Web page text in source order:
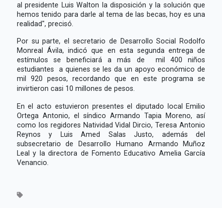
al presidente Luis Walton la disposición y la solución que
hemos tenido para darle al tema de las becas, hoy es una
realidad", precisó.
Por su parte, el secretario de Desarrollo Social Rodolfo
Monreal Ávila, indicó que en esta segunda entrega de
estímulos se beneficiará a más de mil 400 niños
estudiantes a quienes se les da un apoyo económico de
mil 920 pesos, recordando que en este programa se
invirtieron casi 10 millones de pesos.
En el acto estuvieron presentes el diputado local Emilio
Ortega Antonio, el síndico Armando Tapia Moreno, así
como los regidores Natividad Vidal Dircio, Teresa Antonio
Reynos y Luis Amed Salas Justo, además del
subsecretario de Desarrollo Humano Armando Muñoz
Leal y la directora de Fomento Educativo Amelia García
Venancio.